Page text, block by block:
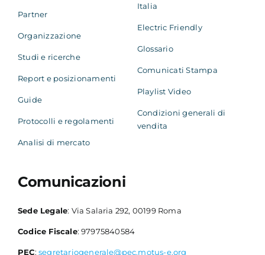
Partner
Organizzazione
Studi e ricerche
Report e posizionamenti
Guide
Protocolli e regolamenti
Analisi di mercato
Italia
Electric Friendly
Glossario
Comunicati Stampa
Playlist Video
Condizioni generali di
vendita
Comunicazioni
Sede Legale: Via Salaria 292, 00199 Roma
Codice Fiscale: 97975840584
PEC: segretariogenerale@pec.motus-e.org